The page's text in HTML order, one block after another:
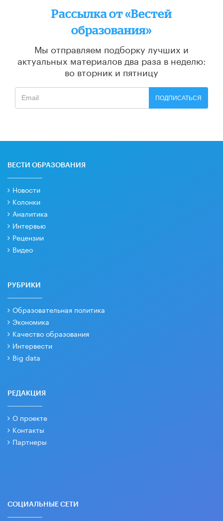
Рассылка от «Вестей
образования»
Мы отправляем подборку лучших и
актуальных материалов два раза в неделю:
во вторник и пятницу
ПОДПИСАТЬСЯ
ВЕСТИ ОБРАЗОВАНИЯ
Новости
Колонки
Аналитика
Интервью
Рецензии
Видео
РУБРИКИ
Образовательная политика
Экономика
Качество образования
Интервести
Big data
РЕДАКЦИЯ
О проекте
Контакты
Партнеры
СОЦИАЛЬНЫЕ СЕТИ